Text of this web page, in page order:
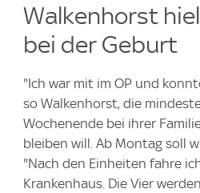
Walkenhorst
bei der Geburt
"Ich war mit im OP und
so Walkenhorst, die
Wochenende bei ihrer
bleiben will. Ab Montag soll
"Nach den Einheiten fahre
Krankenhaus. Die Vier